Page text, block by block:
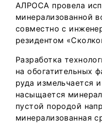
АЛРОСА провела
минерализованной
совместно с
резидентом
Разработка
на обогатительных
руда измельчается
насыщается
пустой породой
минерализованная